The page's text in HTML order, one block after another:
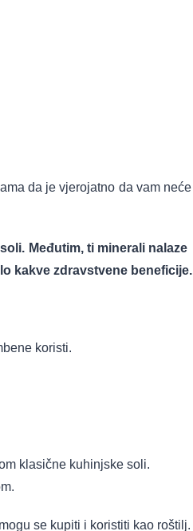
da je vjerojatno da vam neće
Međutim, ti minerali nalaze
kakve zdravstvene beneficije.
koristi.
klasične kuhinjske soli.
se kupiti i koristiti kao roštilj.